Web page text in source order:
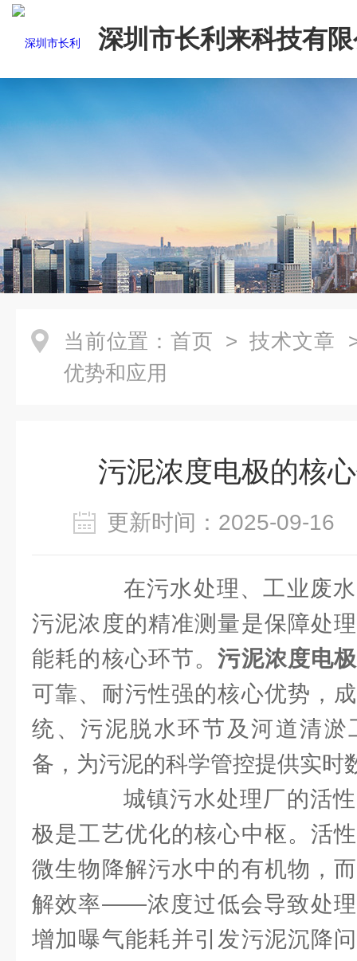
深圳市长利来科技有
当前位置： 首页 > 技术文章
优势和应用
污泥浓度电极的核
更新时间：2025-09-
在污水处理、工业废水
污泥浓度的精准测量是保障处
能耗的核心环节。污泥浓度电极
可靠、耐污性强的核心优势，
统、污泥脱水环节及河道清淤
备，为污泥的科学管控提供实时
城镇污水处理厂的活性
极是工艺优化的核心中枢。活
微生物降解污水中的有机物，
解效率——浓度过低会导致处
增加曝气能耗并引发污泥沉降